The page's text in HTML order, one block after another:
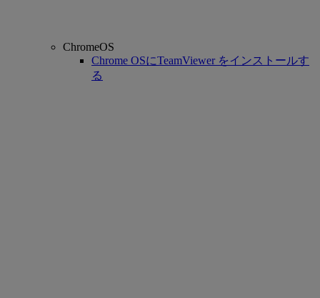
ChromeOS
Chrome OSにTeamViewer をインストールす
る